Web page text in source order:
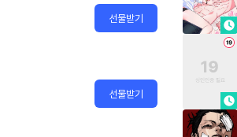
선물받기
선물받기